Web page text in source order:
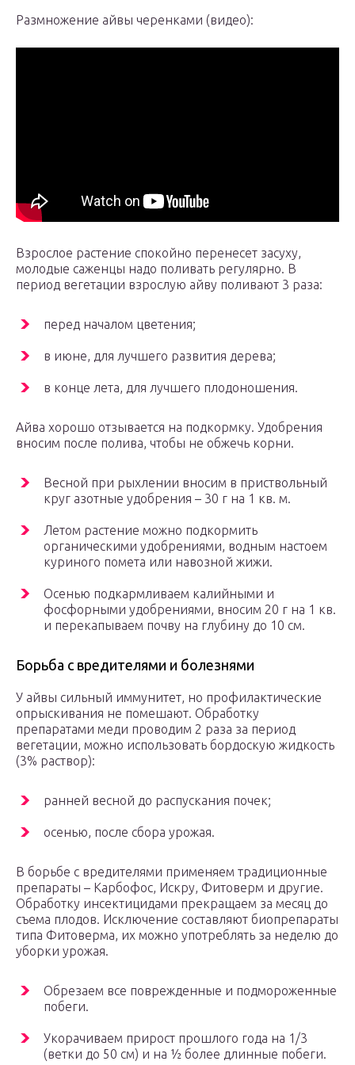
Размножение айвы черенками (видео):
Взрослое растение спокойно перенесет засуху,
молодые саженцы надо поливать регулярно. В
период вегетации взрослую айву поливают 3 раза:
перед началом цветения;
в июне, для лучшего развития дерева;
в конце лета, для лучшего плодоношения.
Айва хорошо отзывается на подкормку. Удобрения
вносим после полива, чтобы не обжечь корни.
Весной при рыхлении вносим в приствольный
круг азотные удобрения – 30 г на 1 кв. м.
Летом растение можно подкормить
органическими удобрениями, водным настоем
куриного помета или навозной жижи.
Осенью подкармливаем калийными и
фосфорными удобрениями, вносим 20 г на 1 кв.
и перекапываем почву на глубину до 10 см.
Борьба с вредителями и болезнями
У айвы сильный иммунитет, но профилактические
опрыскивания не помешают. Обработку
препаратами меди проводим 2 раза за период
вегетации, можно использовать бордоскую жидкость
(3% раствор):
ранней весной до распускания почек;
осенью, после сбора урожая.
В борьбе с вредителями применяем традиционные
препараты – Карбофос, Искру, Фитоверм и другие.
Обработку инсектицидами прекращаем за месяц до
съема плодов. Исключение составляют биопрепараты
типа Фитоверма, их можно употреблять за неделю до
уборки урожая.
Обрезаем все поврежденные и подмороженные
побеги.
Укорачиваем прирост прошлого года на 1/3
(ветки до 50 см) и на ½ более длинные побеги.